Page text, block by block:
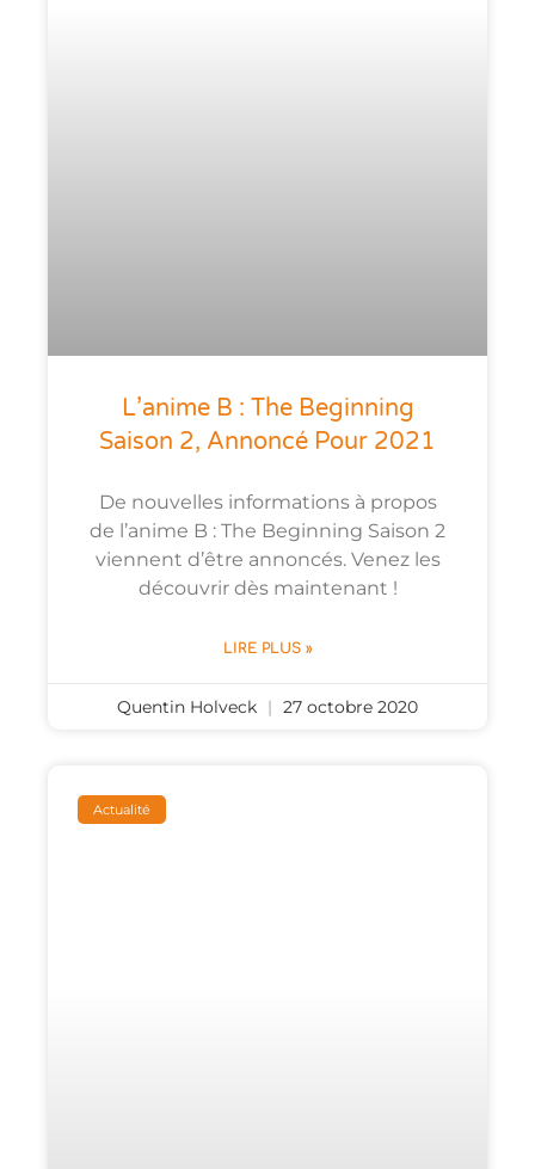
L’anime B : The Beginning
Saison 2, Annoncé Pour 2021
De nouvelles informations à propos
de l’anime B : The Beginning Saison 2
viennent d’être annoncés. Venez les
découvrir dès maintenant !
LIRE PLUS »
Quentin Holveck 27 octobre 2020
Actualité